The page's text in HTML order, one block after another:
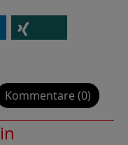
Kommentare (0)